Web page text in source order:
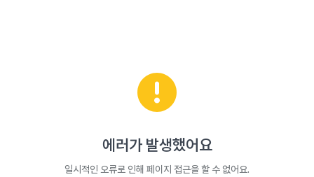
에러가 발생했어요
일시적인 오류로 인해 페이지 접근을 할 수 없어요.